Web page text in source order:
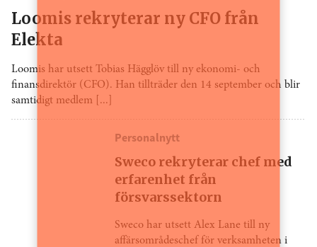
Loomis rekryterar ny CFO från
Elekta
Loomis har utsett Tobias Hägglöv till ny ekonomi- och
finansdirektör (CFO). Han tillträder den 14 september och blir
samtidigt medlem [...]
Personalnytt
Sweco rekryterar chef med
erfarenhet från
försvarssektorn
Sweco har utsett Alex Lane till ny
affärsområdeschef för verksamheten i